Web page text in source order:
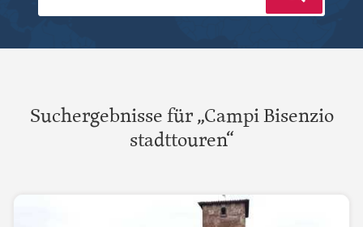
Suchergebnisse für „Campi Bisenzio
stadttouren“